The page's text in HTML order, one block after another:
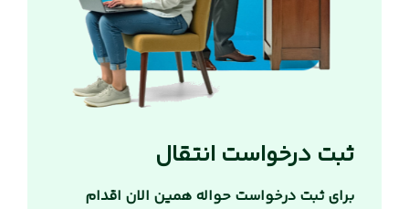
ثبت درخواست انتقال
برای ثبت درخواست حواله همین الان اقدام